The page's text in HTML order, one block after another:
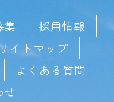
集
採用情報
イトマップ
よくある質問
せ